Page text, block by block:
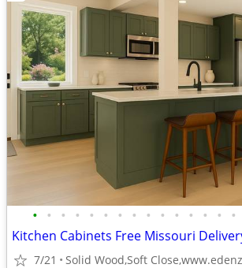
• • • • • • • • • • • • • • •
Kitchen Cabinets Free Missouri
7/21 Solid Wood,Soft